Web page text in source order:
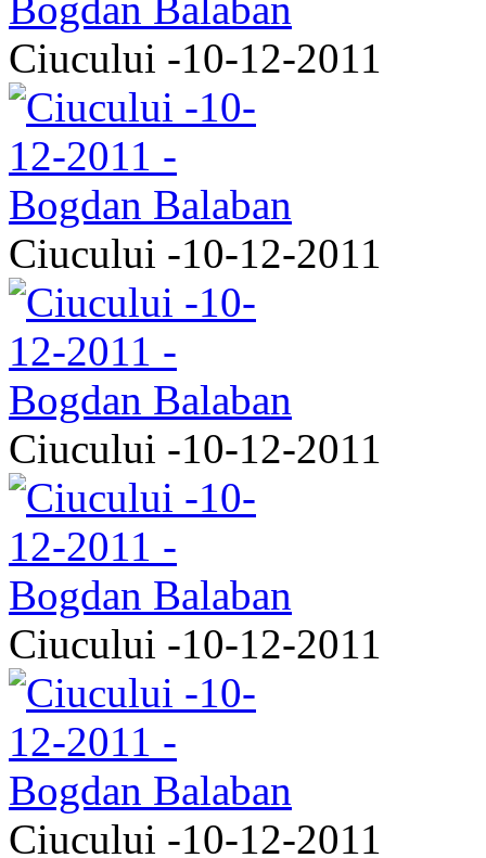
Ciucului -10-12-2011
Ciucului -10-12-2011
Ciucului -10-12-2011
Ciucului -10-12-2011
Ciucului -10-12-2011